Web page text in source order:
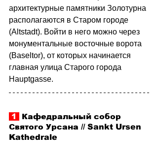
архитектурные памятники Золотурна
располагаются в Старом городе
(Altstadt). Войти в него можно через
монументальные восточные ворота
(Baseltor), от которых начинается
главная улица Старого города
Hauptgasse.
1
Кафедральный собор
Святого Урсана // Sankt Ursen
Kathedrale